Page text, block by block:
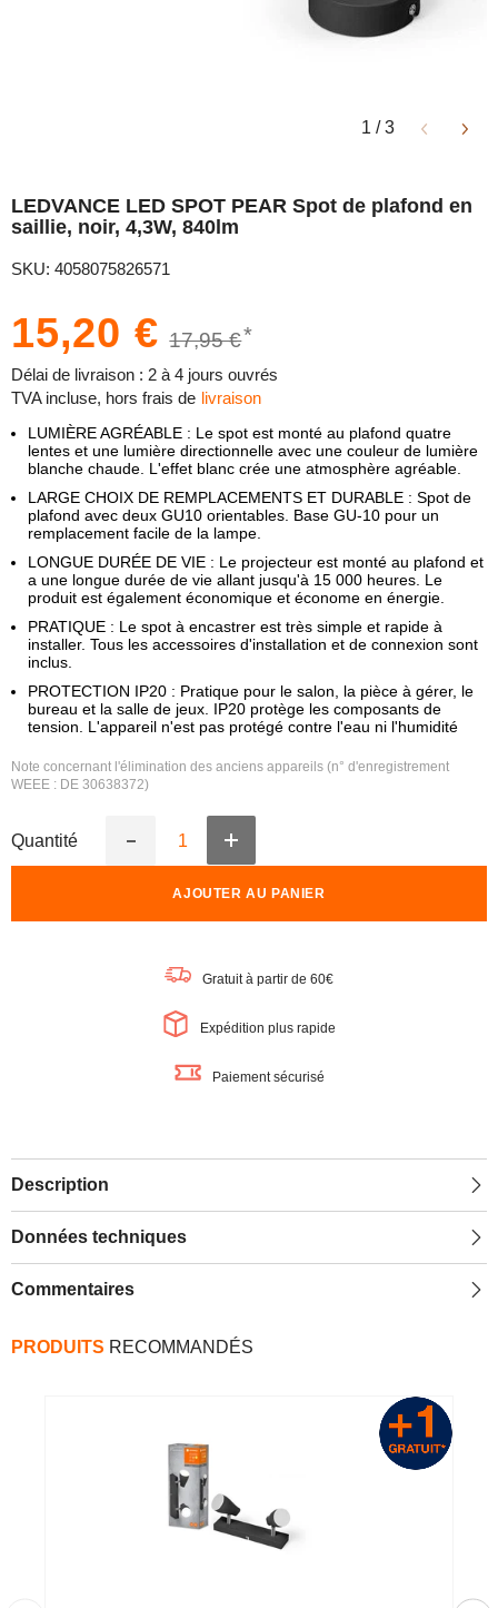
1 / 3
LEDVANCE LED SPOT PEAR Spot de plafond en
saillie, noir, 4,3W, 840lm
SKU: 4058075826571
15,20 € 17,95 €*
Délai de livraison : 2 à 4 jours ouvrés
TVA incluse, hors frais de livraison
LUMIÈRE AGRÉABLE : Le spot est monté au plafond quatre
lentes et une lumière directionnelle avec une couleur de lumière
blanche chaude. L'effet blanc crée une atmosphère agréable.
LARGE CHOIX DE REMPLACEMENTS ET DURABLE : Spot de
plafond avec deux GU10 orientables. Base GU-10 pour un
remplacement facile de la lampe.
LONGUE DURÉE DE VIE : Le projecteur est monté au plafond et
a une longue durée de vie allant jusqu'à 15 000 heures. Le
produit est également économique et économe en énergie.
PRATIQUE : Le spot à encastrer est très simple et rapide à
installer. Tous les accessoires d'installation et de connexion sont
inclus.
PROTECTION IP20 : Pratique pour le salon, la pièce à gérer, le
bureau et la salle de jeux. IP20 protège les composants de
tension. L'appareil n'est pas protégé contre l'eau ni l'humidité
Note concernant l'élimination des anciens appareils (n° d'enregistrement
WEEE : DE 30638372)
Quantité
Réduire
la
PEAR
plafond
Augmenter
la
de
Spot
en
4,3W,
AJOUTER AU PANIER
Gratuit à partir de 60€
Expédition plus rapide
Paiement sécurisé
Description
Données techniques
Commentaires
PRODUITS RECOMMANDÉS